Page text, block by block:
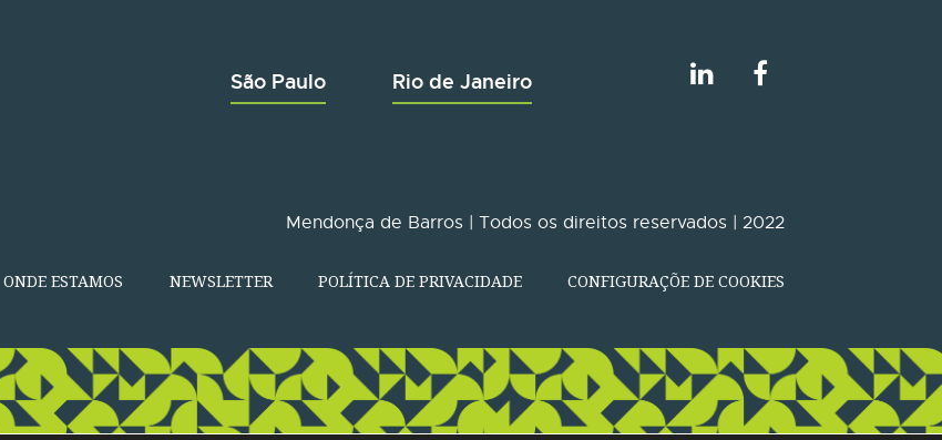
São Paulo Rio de Janeiro
Mendonça de Barros | Todos os direitos reservados | 2022
ONDE ESTAMOS NEWSLETTER POLÍTICA DE PRIVACIDADE CONFIGURAÇÕE DE COOKIES